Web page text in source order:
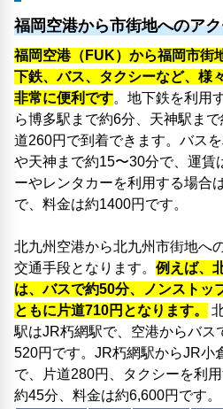
福岡空港から市街地へのア
福岡空港（FUK）から福岡市街
下鉄、バス、タクシーなど、様
非常に便利です。地下鉄を利用
ら博多駅まで約6分、天神駅ま
道260円で到着できます。バス
や天神まで約15〜30分で、運賃
ーやレンタカーを利用する場合
で、料金は約1400円です。
北九州空港から北九州市街地へ
交通手段となります。 例えば、
は、バスで約50分、ノンストッ
ともに片道710円となります。
駅はJR朽網駅で、空港からバス
520円です。JR朽網駅からJR小
で、片道280円、タクシーを利
約45分、料金は約6,600円です。